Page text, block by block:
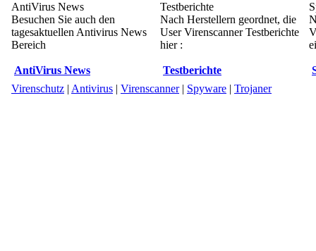
AntiVirus News
Besuchen Sie auch den
tagesaktuellen Antivirus News
Bereich
AntiVirus News
Testberichte
Nach Herstellern geordnet, die
User Virenscanner Testberichte
hier :
Testberichte
Virenschutz | Antivirus | Virenscanner| Spyware | Trojaner